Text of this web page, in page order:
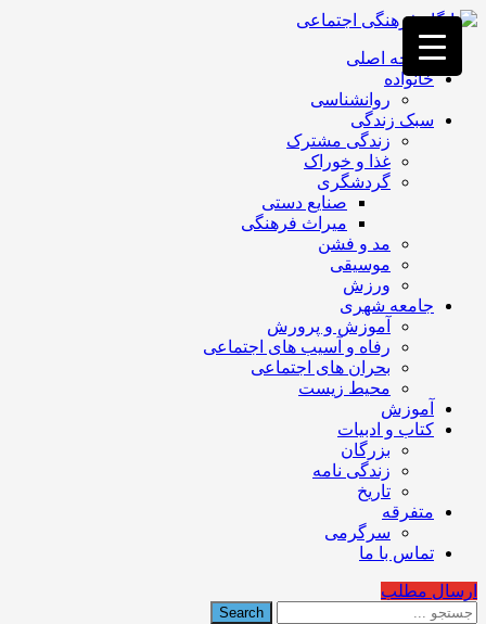
فصد
خون
غرب
تهران
خشکشویی
تصفیه
تهران
صفحه اصلی
خانواده
روانشناسی
سبک زندگی
زندگی مشترک
غذا و خوراک
گردشگری
صنایع دستی
میراث فرهنگی
مد و فشن
موسیقی
ورزش
جامعه شهری
آموزش و پرورش
رفاه و آسیب های اجتماعی
بحران های اجتماعی
محیط زیست
آموزش
کتاب و ادبیات
بزرگان
زندگی نامه
تاریخ
متفرقه
سرگرمی
تماس با ما
ارسال مطلب